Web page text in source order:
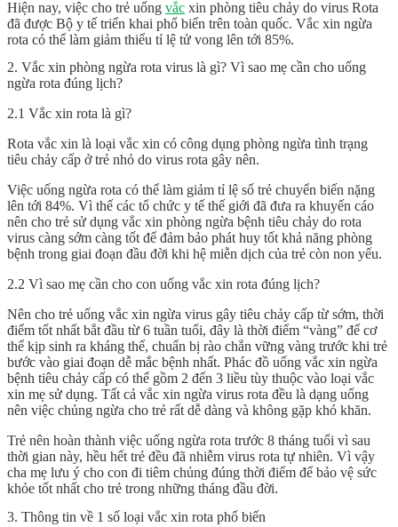
Hiện nay, việc cho trẻ uống vắc xin phòng tiêu chảy do virus Rota
đã được Bộ y tế triển khai phổ biến trên toàn quốc. Vắc xin ngừa
rota có thể làm giảm thiểu tỉ lệ tử vong lên tới 85%.
2. Vắc xin phòng ngừa rota virus là gì? Vì sao mẹ cần cho uống
ngừa rota đúng lịch?
2.1 Vắc xin rota là gì?
Rota vắc xin là loại vắc xin có công dụng phòng ngừa tình trạng
tiêu chảy cấp ở trẻ nhỏ do virus rota gây nên.
Việc uống ngừa rota có thể làm giảm tỉ lệ số trẻ chuyển biến nặng
lên tới 84%. Vì thế các tổ chức y tế thế giới đã đưa ra khuyến cáo
nên cho trẻ sử dụng vắc xin phòng ngừa bệnh tiêu chảy do rota
virus càng sớm càng tốt để đảm bảo phát huy tốt khả năng phòng
bệnh trong giai đoạn đầu đời khi hệ miễn dịch của trẻ còn non yếu.
2.2 Vì sao mẹ cần cho con uống vắc xin rota đúng lịch?
Nên cho trẻ uống vắc xin ngừa virus gây tiêu chảy cấp từ sớm, thời
điểm tốt nhất bắt đầu từ 6 tuần tuổi, đây là thời điểm “vàng” để cơ
thể kịp sinh ra kháng thể, chuẩn bị rào chắn vững vàng trước khi trẻ
bước vào giai đoạn dễ mắc bệnh nhất. Phác đồ uống vắc xin ngừa
bệnh tiêu chảy cấp có thể gồm 2 đến 3 liều tùy thuộc vào loại vắc
xin mẹ sử dụng. Tất cả vắc xin ngừa virus rota đều là dạng uống
nên việc chủng ngừa cho trẻ rất dễ dàng và không gặp khó khăn.
Trẻ nên hoàn thành việc uống ngừa rota trước 8 tháng tuổi vì sau
thời gian này, hều hết trẻ đều đã nhiễm virus rota tự nhiên. Vì vậy
cha mẹ lưu ý cho con đi tiêm chủng đúng thời điểm để bảo vệ sức
khỏe tốt nhất cho trẻ trong những tháng đầu đời.
3. Thông tin về 1 số loại vắc xin rota phổ biến